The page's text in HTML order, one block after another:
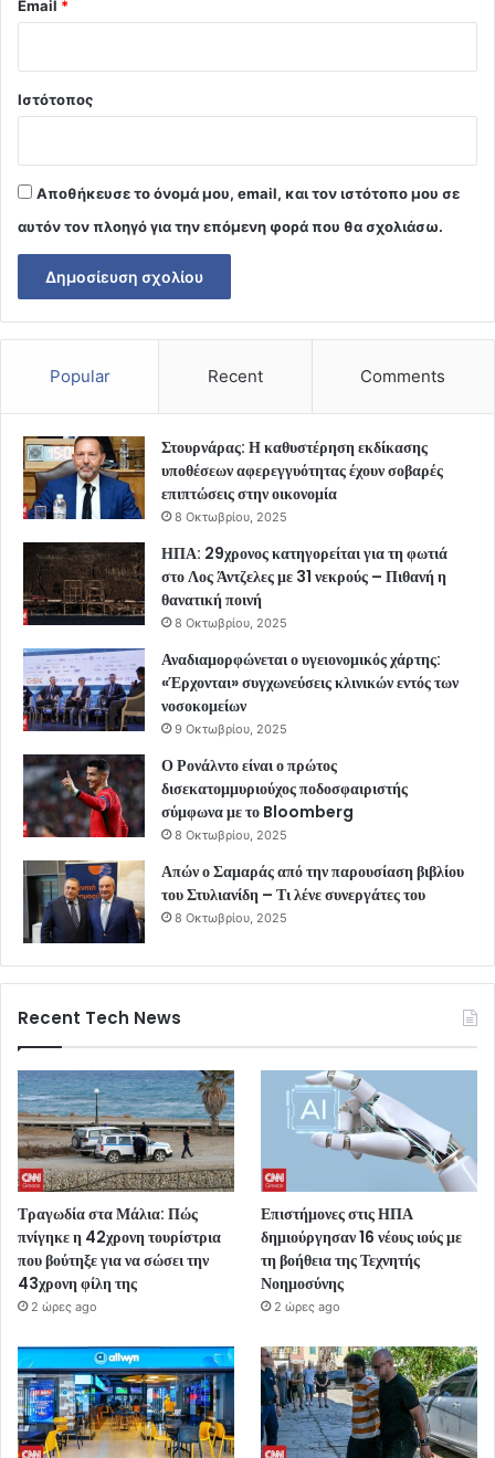
Email *
Ιστότοπος
Αποθήκευσε το όνομά μου, email, και τον ιστότοπο μου σε
αυτόν τον πλοηγό για την επόμενη φορά που θα σχολιάσω.
Popular Recent Comments
Στουρνάρας: Η καθυστέρηση εκδίκασης
υποθέσεων αφερεγγυότητας έχουν σοβαρές
επιπτώσεις στην οικονομία
8 Οκτωβρίου, 2025
ΗΠΑ: 29χρονος κατηγορείται για τη φωτιά
στο Λος Άντζελες με 31 νεκρούς – Πιθανή η
θανατική ποινή
8 Οκτωβρίου, 2025
Αναδιαμορφώνεται ο υγειονομικός χάρτης:
«Έρχονται» συγχωνεύσεις κλινικών εντός των
νοσοκομείων
9 Οκτωβρίου, 2025
Ο Ρονάλντο είναι ο πρώτος
δισεκατομμυριούχος ποδοσφαιριστής
σύμφωνα με το Bloomberg
8 Οκτωβρίου, 2025
Απών ο Σαμαράς από την παρουσίαση βιβλίου
του Στυλιανίδη – Τι λένε συνεργάτες του
8 Οκτωβρίου, 2025
Recent Tech News
Τραγωδία στα Μάλια: Πώς
πνίγηκε η 42χρονη τουρίστρια
που βούτηξε για να σώσει την
43χρονη φίλη της
2 ώρες ago
Επιστήμονες στις ΗΠΑ
δημιούργησαν 16 νέους ιούς με
τη βοήθεια της Τεχνητής
Νοημοσύνης
2 ώρες ago